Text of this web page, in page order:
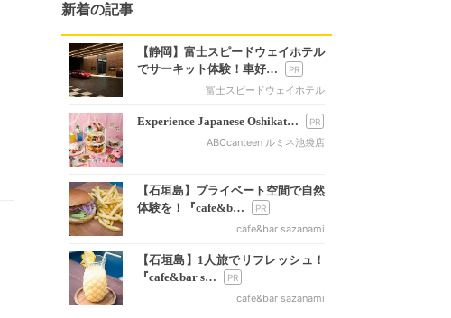
新着の記事
【静岡】富士スピードウェイホテル
でサーキット体験！車好…
富士スピードウェイホテル
Experience Japanese Oshikat…
ABCcanteen ルミネ池袋店
【石垣島】プライベート空間で自然
体験を！『cafe&b…
cafe&bar sazanami
【石垣島】1人旅でリフレッシュ！
『cafe&bar s…
cafe&bar sazanami